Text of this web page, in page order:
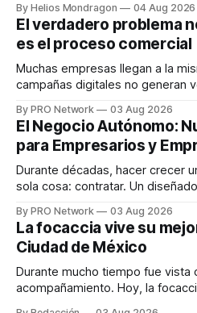
dispositivos inteligentes,
en tiempo real para ayudar a las
decisiones sobre su salud
responder
By Helios Mondragon 04 Aug 2026
El verdadero problema
es el proceso comercial
Muchas empresas llegan a la
campañas digitales no generan
INTERIUS, el problema suele estar en
una entrevista para el podcast
marketing digital explicó que
By PRO Network 03 Aug 2026
El Negocio Autónomo:
para Empresarios y
Durante décadas, hacer crecer
sola cosa: contratar. Un
para los textos, alguien que
para encontrar prospectos, un
llamadas y mensajes, y —con
By PRO Network 03 Aug 2026
La focaccia vive su
Ciudad de México
Durante mucho tiempo fue vista
acompañamiento. Hoy, la